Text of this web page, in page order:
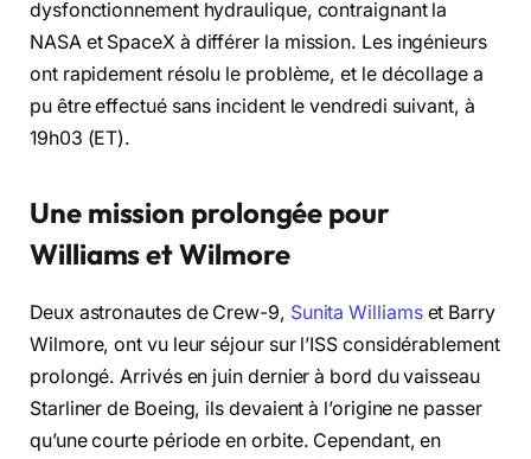
dysfonctionnement hydraulique, contraignant la
NASA et SpaceX à différer la mission. Les ingénieurs
ont rapidement résolu le problème, et le décollage a
pu être effectué sans incident le vendredi suivant, à
19h03 (ET).
Une mission prolongée pour
Williams et Wilmore
Deux astronautes de Crew-9, Sunita Williamset Barry
Wilmore, ont vu leur séjour sur l’ISS considérablement
prolongé. Arrivés en juin dernier à bord du vaisseau
Starliner de Boeing, ils devaient à l’origine ne passer
qu’une courte période en orbite. Cependant, en